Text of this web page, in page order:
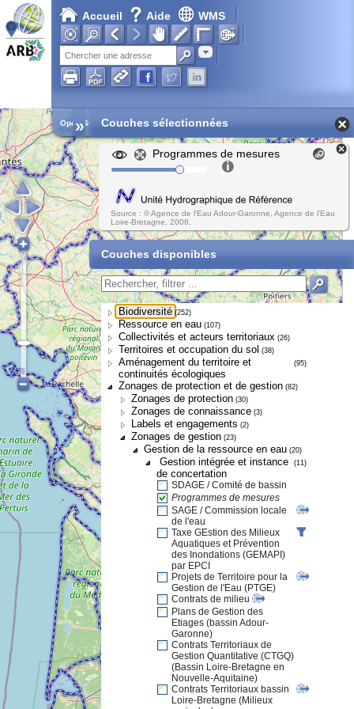
Accueil Aide WMS
Adresse
Chargement en cours...
Open Street Map
» Couches sélectionnées
Programmes de mesures
Source : © Agence de l'Eau Adour-Garonne, Agence de l'Eau
Loire-Bretagne, 2008.
Couches disponibles
Biodiversité (252)
Ressource en eau (107)
Collectivités et acteurs territoriaux (26)
Territoires et occupation du sol (38)
Aménagement du territoire et
continuités écologiques
(95)
Zonages de protection et de gestion (82)
Zonages de protection (30)
Zonages de connaissance (3)
Labels et engagements (2)
Zonages de gestion (23)
Gestion de la ressource en eau (20)
Gestion intégrée et instance
de concertation
(11)
SDAGE / Comité de bassin
Programmes de mesures
SAGE / Commission locale
de l'eau
Taxe GEstion des Milieux
Aquatiques et Prévention
des Inondations (GEMAPI)
par EPCI
Projets de Territoire pour la
Gestion de l'Eau (PTGE)
Contrats de milieu
Plans de Gestion des
Etiages (bassin Adour-
Garonne)
Contrats Territoriaux de
Gestion Quantitative (CTGQ)
(Bassin Loire-Bretagne en
Nouvelle-Aquitaine)
Contrats Territoriaux bassin
Loire-Bretagne (Milieux